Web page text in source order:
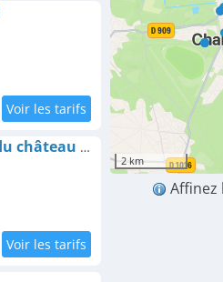
Appartement La loge Diane, à deux pas du château et son jardin à la française
2 km
Affinez